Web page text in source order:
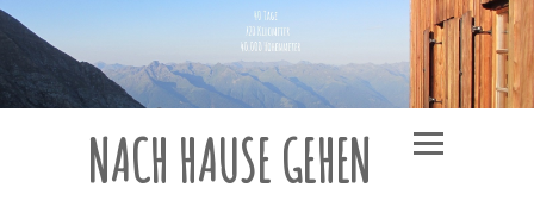
NACH HAUSE GEHEN